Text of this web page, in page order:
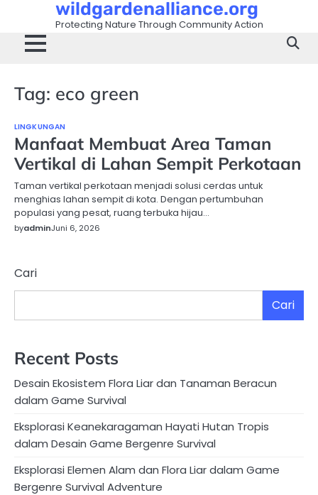
content
wildgardenalliance.org
Protecting Nature Through Community Action
Tag: eco green
LINGKUNGAN
Manfaat Membuat Area Taman
Vertikal di Lahan Sempit Perkotaan
Taman vertikal perkotaan menjadi solusi cerdas untuk
menghias lahan sempit di kota. Dengan pertumbuhan
populasi yang pesat, ruang terbuka hijau…
byadminJuni 6, 2026
Cari
Cari
Recent Posts
Desain Ekosistem Flora Liar dan Tanaman Beracun
dalam Game Survival
Eksplorasi Keanekaragaman Hayati Hutan Tropis
dalam Desain Game Bergenre Survival
Eksplorasi Elemen Alam dan Flora Liar dalam Game
Bergenre Survival Adventure